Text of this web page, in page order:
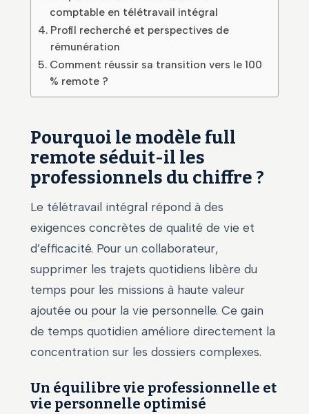
comptable en télétravail intégral
Profil recherché et perspectives de
rémunération
Comment réussir sa transition vers le 100
% remote ?
Pourquoi le modèle full
remote séduit-il les
professionnels du chiffre ?
Le télétravail intégral répond à des
exigences concrètes de qualité de vie et
d’efficacité. Pour un collaborateur,
supprimer les trajets quotidiens libère du
temps pour les missions à haute valeur
ajoutée ou pour la vie personnelle. Ce gain
de temps quotidien améliore directement la
concentration sur les dossiers complexes.
Un équilibre vie professionnelle et
vie personnelle optimisé